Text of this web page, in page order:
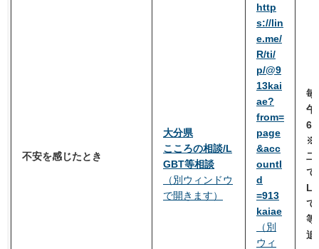
不安を感じたとき
大分県
こころの相談/L
GBT等相談
（別ウィンドウ
で開きます）
http
s://lin
e.me/
R/ti/
p/@9
13kai
ae?
from=
page
&acc
ountI
d
=913
kaiae
（別
ウィ
毎
午
6
※
二
で
て
等
追